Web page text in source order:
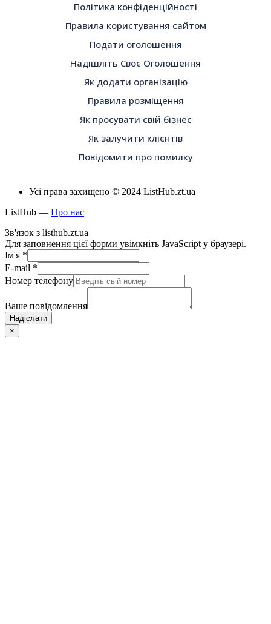
Політика конфіденційності
Правила користування сайтом
Подати оголошення
Надішліть Своє Оголошення
Як додати організацію
Правила розміщення
Як просувати свій бізнес
Як залучити клієнтів
Повідомити про помилку
Усі права захищено © 2024 ListHub.zt.ua
ListHub — Про нас
Зв'язок з listhub.zt.ua
Для заповнення цієї форми увімкніть JavaScript у браузері.
Ім'я *
E-mail *
Номер телефону
Ваше повідомлення
Надіслати
×